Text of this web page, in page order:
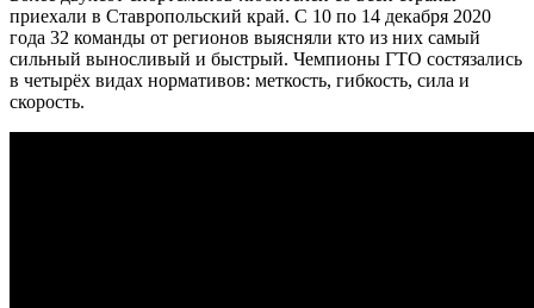
приехали в Ставропольский край. С 10 по 14 декабря 2020
года 32 команды от регионов выясняли кто из них самый
сильный выносливый и быстрый. Чемпионы ГТО состязались
в четырёх видах нормативов: меткость, гибкость, сила и
скорость.